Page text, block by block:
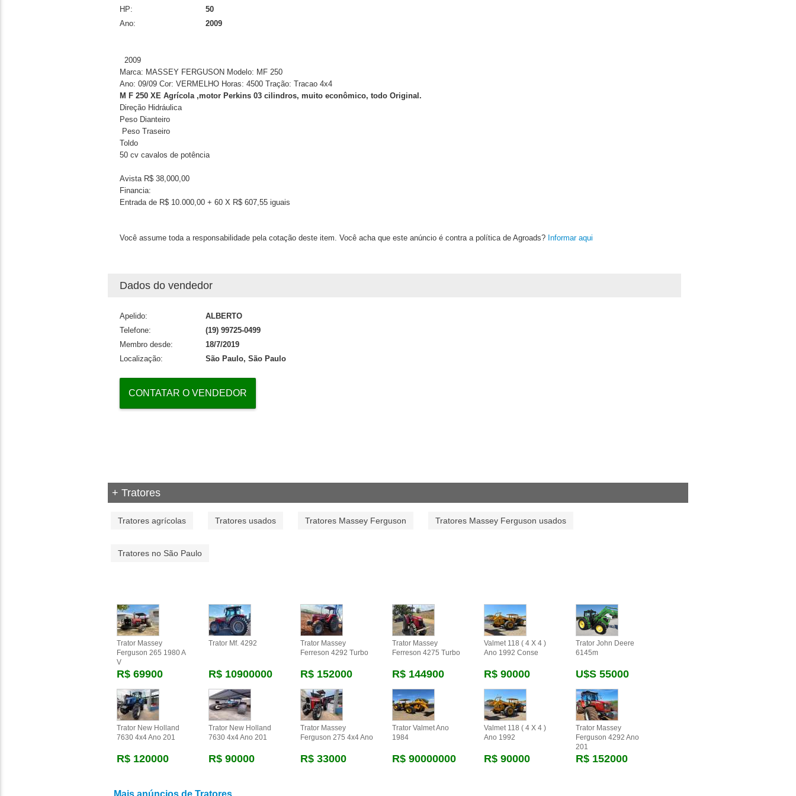
HP:
50
Ano:
2009
2009
Marca: MASSEY FERGUSON Modelo: MF 250
Ano: 09/09 Cor: VERMELHO Horas: 4500 Tração: Tracao 4x4
M F 250 XE Agrícola ,motor Perkins 03 cilindros, muito econômico, todo Original.
Direção Hidráulica
Peso Dianteiro
Peso Traseiro
Toldo
50 cv cavalos de potência
Avista R$ 38,000,00
Financia:
Entrada de R$ 10.000,00 + 60 X R$ 607,55 iguais
Você assume toda a responsabilidade pela cotação deste item. Você acha que este anúncio é contra a política de Agroads? Informar aqui
Dados do vendedor
Apelido:
ALBERTO
Telefone:
(19) 99725-0499
Membro desde:
18/7/2019
Localização:
São Paulo, São Paulo
CONTATAR O VENDEDOR
+ Tratores
Tratores agrícolas Tratores usados Tratores Massey Ferguson Tratores Massey Ferguson usados
Tratores no São Paulo
Trator Massey
Ferguson 265 1980 A
V
R$ 69900
Trator Mf. 4292
R$ 10900000
Trator Massey
Ferreson 4292 Turbo
R$ 152000
Trator Massey
Ferreson 4275 Turbo
R$ 144900
Valmet 118 ( 4 X 4 )
Ano 1992 Conse
R$ 90000
Trator John Deere
6145m
U$s 55000
Trator New Holland
7630 4x4 Ano 201
R$ 120000
Trator New Holland
7630 4x4 Ano 201
R$ 90000
Trator Massey
Ferguson 275 4x4 Ano
R$ 33000
Trator Valmet Ano
1984
R$ 90000000
Valmet 118 ( 4 X 4 )
Ano 1992
R$ 90000
Trator Massey
Ferguson 4292 Ano
201
R$ 152000
Mais anúncios de Tratores